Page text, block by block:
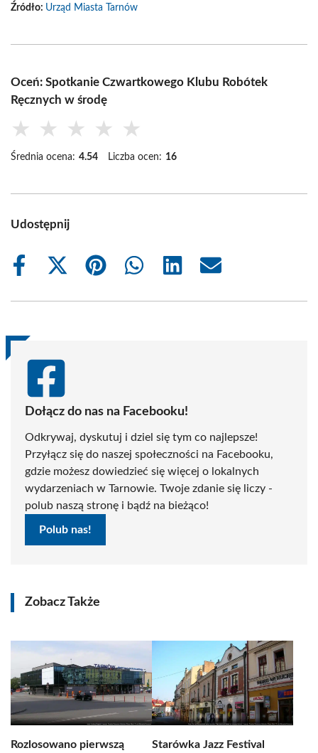
Źródło: Urząd Miasta Tarnów
Oceń: Spotkanie Czwartkowego Klubu Robótek
Ręcznych w środę
★ ★ ★ ★ ★
Średnia ocena: 4.54 Liczba ocen: 16
Udostępnij
Share
Share
(Twitter)
Share
Share
Share
Share
Dołącz do nas na Facebooku!
Odkrywaj, dyskutuj i dziel się tym co najlepsze!
Przyłącz się do naszej społeczności na Facebooku,
gdzie możesz dowiedzieć się więcej o lokalnych
wydarzeniach w Tarnowie. Twoje zdanie się liczy -
polub naszą stronę i bądź na bieżąco!
Polub nas!
Zobacz Także
Rozlosowano pierwszą Starówka Jazz Festival